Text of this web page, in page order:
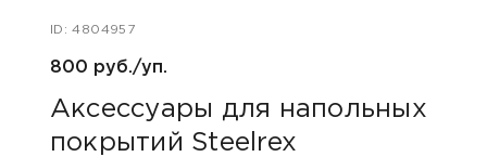
ID: 4804957
800 руб./уп.
Аксессуары для напольных
покрытий Steelrex